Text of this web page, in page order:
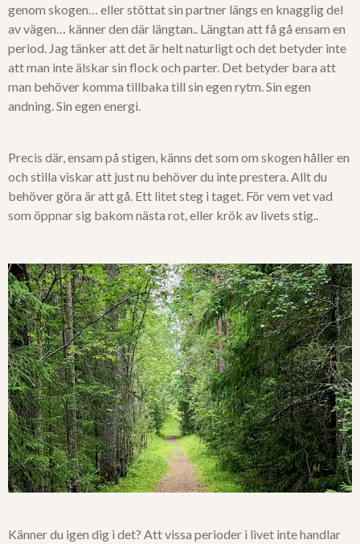
genom skogen… eller stöttat sin partner längs en knagglig del
av vägen… känner den där längtan.. Längtan att få gå ensam en
period. Jag tänker att det är helt naturligt och det betyder inte
att man inte älskar sin flock och parter. Det betyder bara att
man behöver komma tillbaka till sin egen rytm. Sin egen
andning. Sin egen energi.
Precis där, ensam på stigen, känns det som om skogen håller en
och stilla viskar att just nu behöver du inte prestera. Allt du
behöver göra är att gå. Ett litet steg i taget. För vem vet vad
som öppnar sig bakom nästa rot, eller krök av livets stig..
Känner du igen dig i det? Att vissa perioder i livet inte handlar